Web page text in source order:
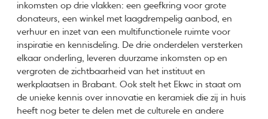
inkomsten op drie vlakken: een geefkring voor grote
donateurs, een winkel met laagdrempelig aanbod, en
verhuur en inzet van een multifunctionele ruimte voor
inspiratie en kennisdeling. De drie onderdelen versterken
elkaar onderling, leveren duurzame inkomsten op en
vergroten de zichtbaarheid van het instituut en
werkplaatsen in Brabant. Ook stelt het Ekwc in staat om
de unieke kennis over innovatie en keramiek die zij in huis
heeft nog beter te delen met de culturele en andere